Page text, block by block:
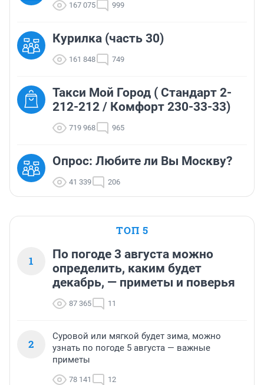
167 075 999
Курилка (часть 30)
161 848 749
Такси Мой Город ( Стандарт 2-
212-212 / Комфорт 230-33-33)
719 968 965
Опрос: Любите ли Вы Москву?
41 339 206
ТОП 5
1
По погоде 3 августа можно
определить, каким будет
декабрь, — приметы и поверья
87 365 11
2
Суровой или мягкой будет зима, можно
узнать по погоде 5 августа — важные
приметы
78 141 12